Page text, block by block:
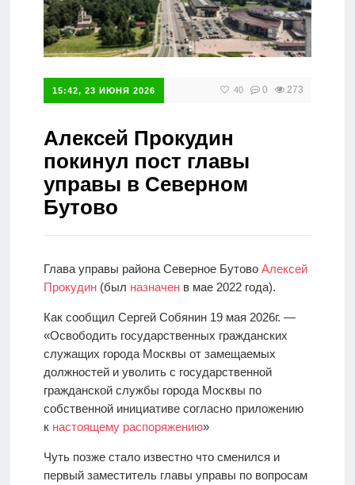
15:42, 23 ИЮНЯ 2026 40 0 273
Алексей Прокудин
покинул пост главы
управы в Северном
Бутово
Глава управы района Северное Бутово Алексей
Прокудин(был назначенв мае 2022 года).
Как сообщил Сергей Собянин 19 мая 2026г. —
«Освободить государственных гражданских
служащих города Москвы от замещаемых
должностей и уволить с государственной
гражданской службы города Москвы по
собственной инициативе согласно приложению
к настоящему распоряжению»
Чуть позже стало известно что сменился и
первый заместитель главы управы по вопросам